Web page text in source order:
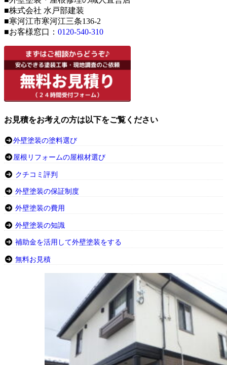
■株式会社 水戸部建装
■寒河江市寒河江三条136-2
■お客様窓口： 0120-540-310
お見積をお考えの方は以下をご覧ください
外壁塗装の塗料選び
屋根リフォームの屋根材選び
クチコミ評判
外壁塗装の保証制度
外壁塗装の費用
外壁塗装の知識
補助金を活用して外壁塗装をする
無料お見積